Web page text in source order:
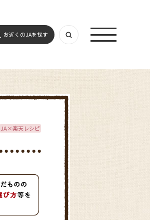
お近くのJAを探す
JA×楽天レシピ